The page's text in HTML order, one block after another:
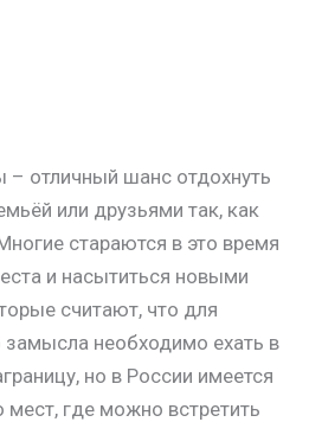
– отличный шанс отдохнуть
или друзьями так, как
стараются в это время
и насытиться новыми
считают, что для
замысла необходимо ехать в
но в России имеется
мест, где можно встретить